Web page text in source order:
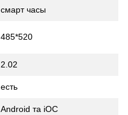
смарт часы
485*520
2.02
есть
Android та iOC